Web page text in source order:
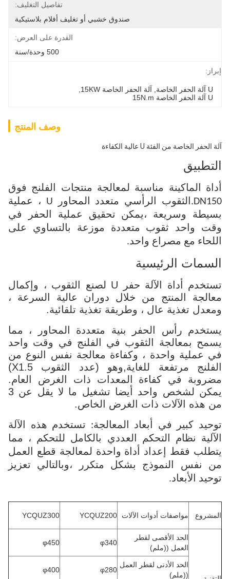
تفاصيل التغليف:
صندوق خشبي أو تغليف أفلام بلاستيكية
القدرة على العرض:
500 وحدة/سنة
إبراز:
U آلة الحفر الخاصة , آلة الحفر الخاصة 15KW
,
U آلة الحفر الخاصة 15N.m
وصف المنتج
آلة الحفر الخاصة من الفئة U عالية الكفاءة
التطبيق
أداة الماكينة مناسبة لمعالجة منتجات الفلنج فوق
DN150.الثقوب الرأسي متعدد المحاور U ، عملية
بسيطة وسريعة ،يمكن تحقيق عملية الحفر في
وقت واحد ثقوب متعددة موزعة بالتساوي على
اللحاء مع مصراع واحد.
السمات الرئيسية
تستخدم أداة الآلة حفر U لصنع الثقوب ، وإكمال
معالجة المنتج من خلال دوران عالية السرعة ،
ومعدل تغذية عال ، وطريقة تغذية تلقائية.
يستخدم رأس الحفر بنية متعددة المحاور ، مما
يسمح بمعالجة الثقوب في الفلنج في وقت واحد
في عملية واحدة ، وكفاءة معالجة نفس النوع من
الفلنج مرتفعة للغاية,وهو (عدد الثقوب X1.5)
مضروبة في كفاءة المعدات ذات الغرض العام.
يمكن لشخص واحد أيضا تشغيل ما لا يقل عن 3
من هذه الآلات ذات الغرض الخاص.
توحيد كبير في أبعاد المعالجة: تستخدم هذه الآلة
الآلية نظام التحكم العددي بالكامل للتحكم ، مما
يتطلب فقط إعداد أداة واحدة لمعالجة قطع العمل
من نفس النموذج بشكل متكرر ،وبالتالي تعزيز
توحيد الأبعاد.
المشروع مواصفات أدوات الآلات YCQUZ200
YCQUZ300
الحد الأقصى لقطر
العمل ((ملم)
φ340
φ450
الحد الأدنى لقطر العمل
((ملم)
φ280
φ400